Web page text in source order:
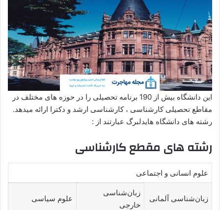
این دانشگاه بیش از 190 برنامه تحصیلی را در حوزه های مختلف در
مقاطع تحصیلی کارشناسی ، کارشناسی ارشد و دکترا ارائه میدهد.
رشته های دانشگاه هایدلبرگ عبارتند از :
رشته های مقطع کارشناسی
علوم انسانی و اجتماعی
زبان‌شناسی آلمانی
زبان‌شناسی
خارجی
علوم سیاسی